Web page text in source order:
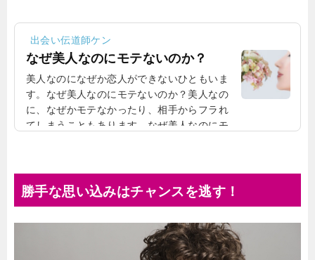
出会い伝道師ケン
なぜ美人なのにモテないのか？
美人なのになぜか恋人ができないひともいま
す。なぜ美人なのにモテないのか？美人なの
に、なぜかモテなかったり、相手からフラれ
てしまうこともあります。なぜ美人なのにモ
高嶺の花と見られていることもあります。近
寄りがたい高嶺の花と思われている女性は、
高級感や上品な感じがして、近寄りがたい存
く婚活パーティーや合コンに参加しても、
「なかなか声をかけてくれない」ということ
勝手な思い込みはチャンスを逃す！